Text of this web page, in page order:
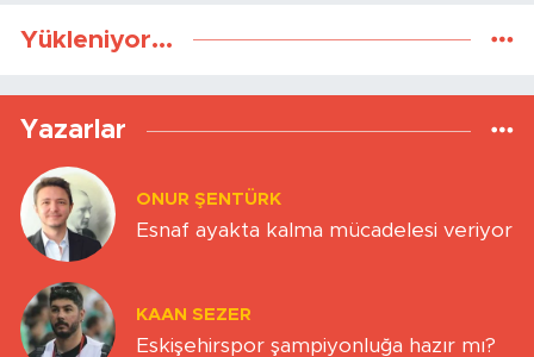
Yükleniyor...
Yazarlar
ONUR ŞENTÜRK
Esnaf ayakta kalma mücadelesi veriyor
KAAN SEZER
Eskişehirspor şampiyonluğa hazır mı?